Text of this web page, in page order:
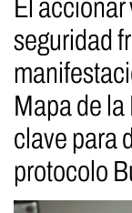
El
seguridad
Mapa de
clave para
protocolo